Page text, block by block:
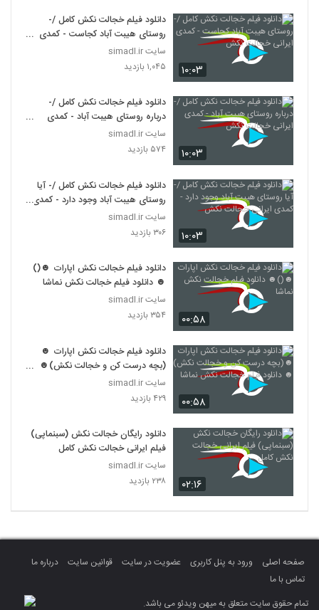
۱۰:۰۳
دانلود فیلم خجالت نکش کامل /-
روستای هیبت آباد کجاست - کمدی
ایرانی خجالت نکش
سایت simadl.ir
۱,۰۴۵ بازدید
۱۰:۰۳
دانلود فیلم خجالت نکش کامل /-
درباره روستای هیبت آباد - کمدی
ایرانی خجالت نکش
سایت simadl.ir
۵۷۴ بازدید
۱۰:۰۳
دانلود فیلم خجالت نکش کامل /- آیا
روستای هیبت آباد وجود دارد - کمدی
ایرانی خجالت نکش
سایت simadl.ir
۳۰۶ بازدید
۰۰:۵۸
دانلود فیلم خجالت نکش اپارات ☻()
☻ دانلود فیلم خجالت نکش نماشا
سایت simadl.ir
۳۵۴ بازدید
۰۰:۵۸
دانلود فیلم خجالت نکش اپارات ☻
(بچه درست کن و خجالت نکش)☻
دانلود فیلم خجالت نکش نماشا
سایت simadl.ir
۴۲۹ بازدید
۰۲:۱۶
دانلود رایگان خجالت نکش (سبنماپی)
فیلم ایرانی خجالت نکش کامل
سایت simadl.ir
۲۳۸ بازدید
صفحه اصلی ورود به پنل کاربری عضویت در سایت قوانین سایت
درباره ما
تماس با ما
تمام حقوق سایت متعلق به میهن ویدئو می باشد.